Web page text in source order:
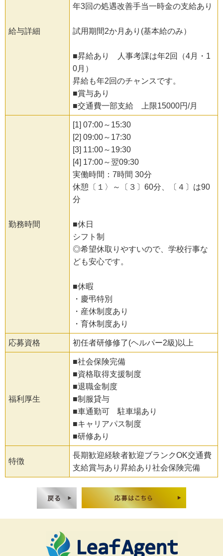
給与詳細
年3回の処遇改善手当一時金の支給あり
試用期間2か月あり(基本給のみ）
■昇給あり 人事考課は年2回（4月・1
0月）
昇給も年2回のチャンスです。
■賞与あり
■交通費一部支給 上限15000円/月
勤務時間
[1] 07:00～15:30
[2] 09:00～17:30
[3] 11:00～19:30
[4] 17:00～翌09:30
実働時間：7時間 30分
休憩〔１〉～〔３〕60分、〔４〕は90
分
■休日
シフト制
◎希望休取りやすいので、学校行事な
ども安心です。
■休暇
・慶弔特別
・産休制度あり
・育休制度あり
応募資格 初任者研修修了(ヘルパー2級)以上
福利厚生
■社会保険完備
■資格取得支援制度
■退職金制度
■制服貸与
■車通勤可 駐車場あり
■キャリアパス制度
■研修あり
特徴
長期歓迎経験者歓迎ブランクOK交通費
支給賞与あり昇給あり社会保険完備